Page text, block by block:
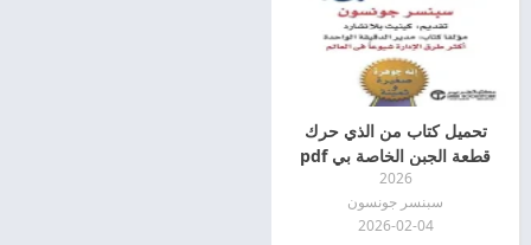
تحميل كتاب من الذي حرك
قطعة الجبن الخاصة بي pdf
2026
سبنسر جونسون
2026-02-04